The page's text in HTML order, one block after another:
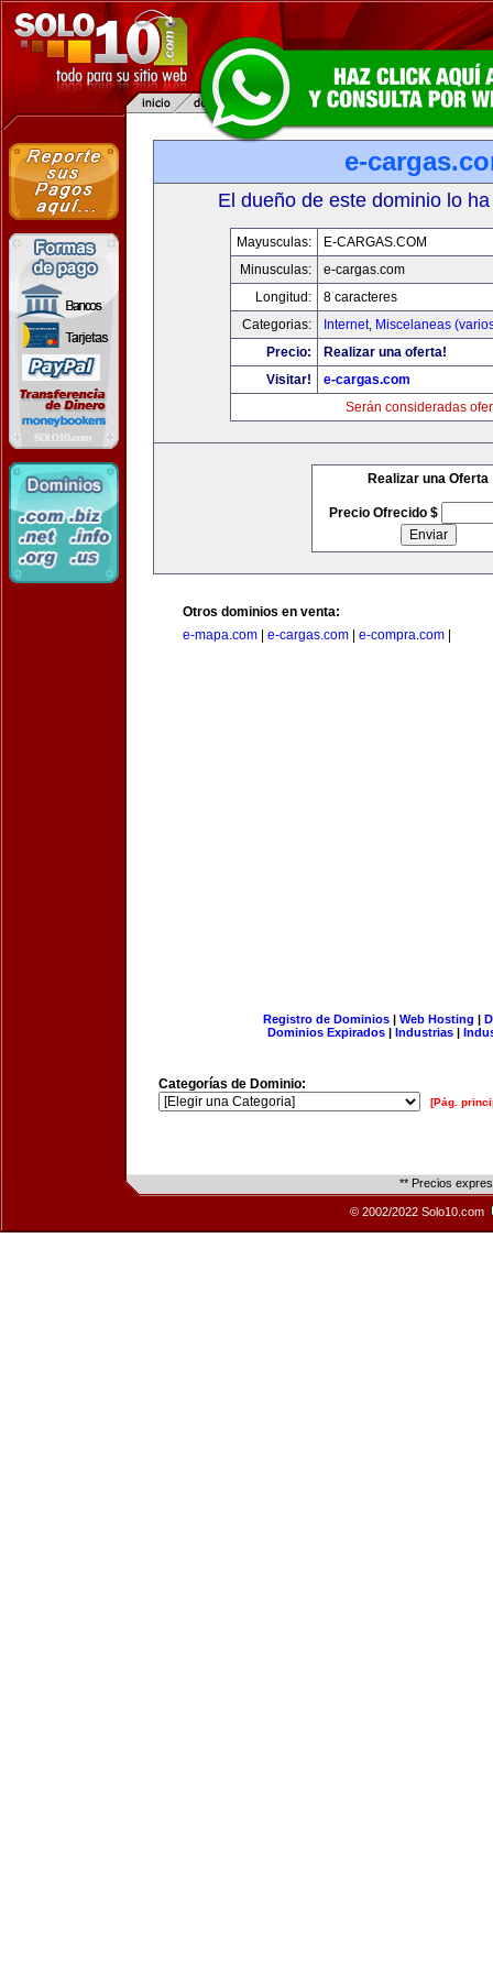
e-
El dueño de este dominio lo
Mayusculas:
E-CARGAS.COM
Minusculas:
e-cargas.com
Longitud:
8 caracteres
Categorias:
Internet, Miscelaneas
Precio:
Realizar una oferta!
Visitar!
e-cargas.com
Serán consideradas
Realizar una Oferta
Precio Ofrecido $
Otros dominios en venta:
e-mapa.com
e-cargas.com e-compra.com
Registro de Dominios| Web Hosting |
Dominios Expirados | Industrias |
Categorías de Dominio:
[Pág.
** Precios
© 2002/2022 Solo10.com